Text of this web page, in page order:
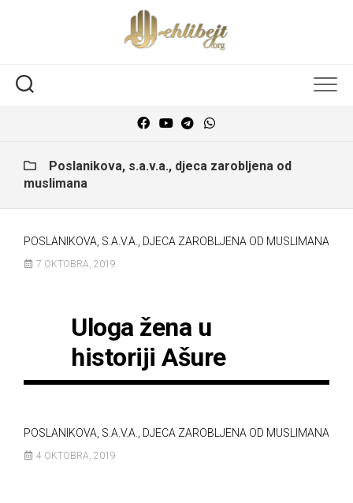
Poslanikova, s.a.v.a., djeca zarobljena od
muslimana
POSLANIKOVA, S.A.V.A., DJECA ZAROBLJENA OD MUSLIMANA
7 OKTOBRA, 2019
Uloga žena u
historiji Ašure
POSLANIKOVA, S.A.V.A., DJECA ZAROBLJENA OD MUSLIMANA
4 OKTOBRA, 2019